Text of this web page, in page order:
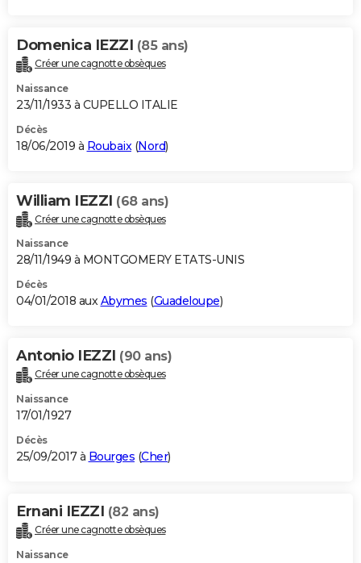
Domenica IEZZI (85 ans)
Créer une cagnotte obsèques
Naissance
23/11/1933 à CUPELLO ITALIE
Décès
18/06/2019 à Roubaix (Nord)
William IEZZI (68 ans)
Créer une cagnotte obsèques
Naissance
28/11/1949 à MONTGOMERY ETATS-UNIS
Décès
04/01/2018 auxAbymes (Guadeloupe)
Antonio IEZZI (90 ans)
Créer une cagnotte obsèques
Naissance
17/01/1927
Décès
25/09/2017 à Bourges (Cher)
Ernani IEZZI (82 ans)
Créer une cagnotte obsèques
Naissance